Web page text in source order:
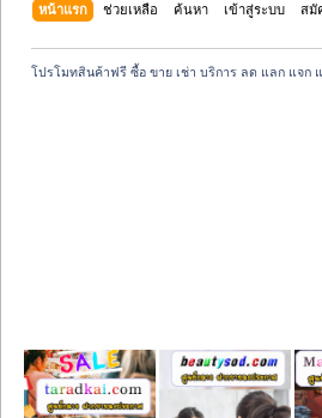
หน้าแรก ช่วยเหลือ ค้นหา เข้าสู่ระบบ สมั
โปรโมทสินค้าฟรี ซื้อ ขาย เช่า บริการ ลด แลก แจก